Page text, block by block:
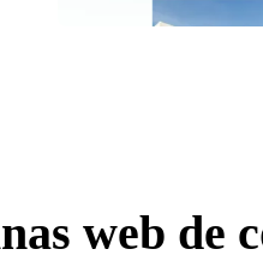
web de